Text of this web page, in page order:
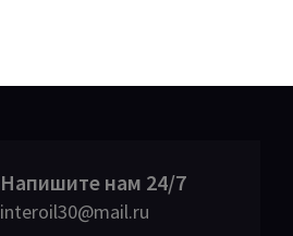
Напишите нам 24/7
interoil30@mail.ru